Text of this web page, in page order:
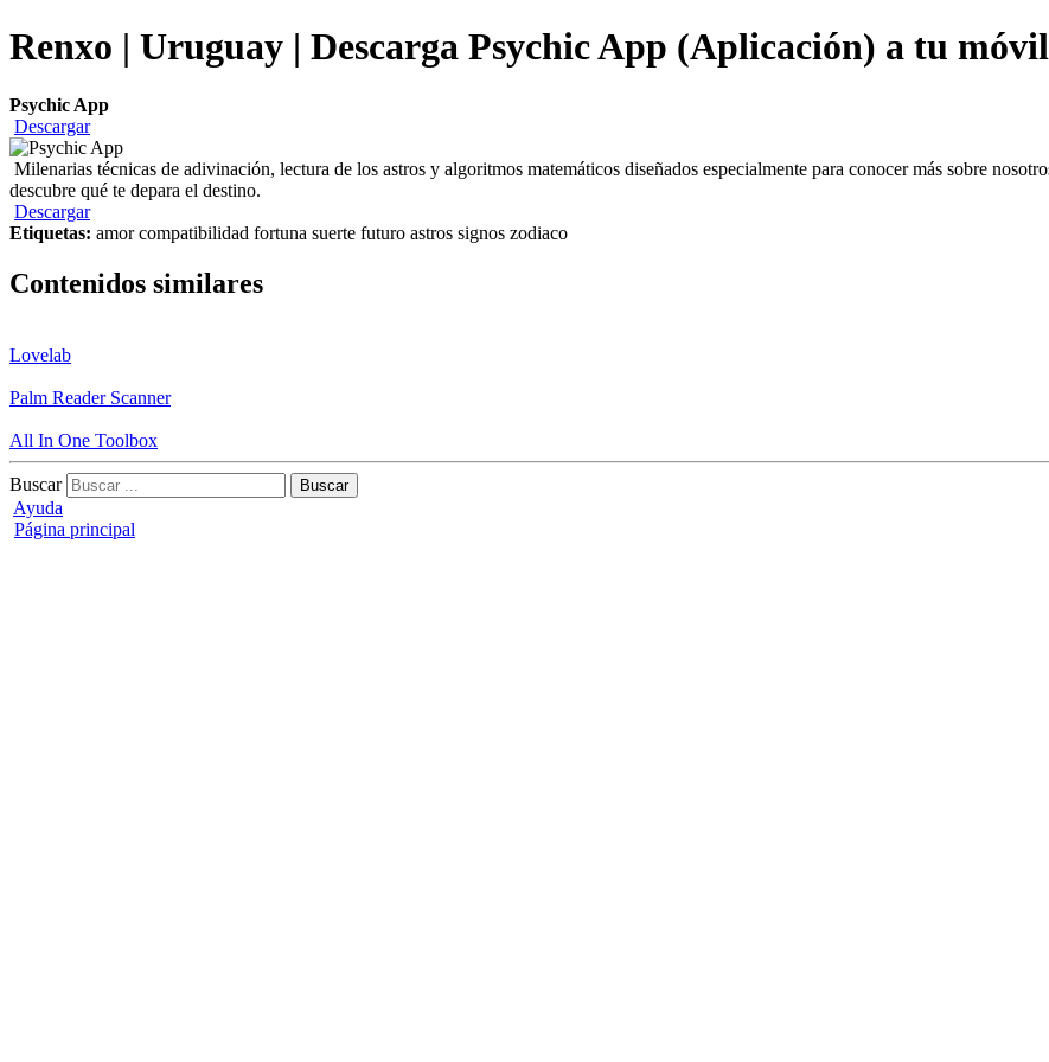
Renxo | Uruguay | Descarga Psychic App (Aplicación) a tu móvil
Psychic App
Descargar
Milenarias técnicas de adivinación, lectura de los astros y algoritmos matemáticos diseñados especialmente para conocer más sobre
descubre qué te depara el destino.
Descargar
Etiquetas: amor compatibilidad fortuna suerte futuro astros signos zodiaco
Contenidos similares
Lovelab
Palm Reader Scanner
All In One Toolbox
Buscar
Ayuda
Página principal